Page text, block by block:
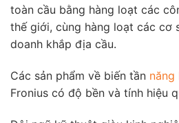
toàn cầu bằng hàng loạt các
thế giới, cùng hàng loạt các cơ
doanh khắp địa cầu.
Các sản phẩm về biến tần
Fronius có độ bền và tính hiệu